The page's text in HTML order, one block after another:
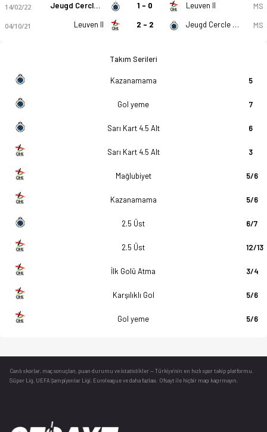
14/02/22 Jeugd Cercle Brugge U21 1 - 0 Leuven II MS
04/10/21 Leuven II 2 - 2 Jeugd Cercle Brugge U21 MS
Takım Serileri
Kazanamama 5
Gol yeme 7
Sarı Kart 4.5 Alt 6
Sarı Kart 4.5 Alt 3
Mağlubiyet 5/6
Kazanamama 5/6
2.5 Üst 6/7
2.5 Üst 12/13
İlk Golü Atma 3/4
Karşılıklı Gol 5/6
Gol yeme 5/6
Canlı skorlar , maç sonuçları, puan durumu ve istatistikler — Türkiye’nin en hızlı spor takip platformu.
Süper Lig, UEFA Şampiyonlar Ligi, Euroleague ve daha fazlası. Ofsayt ile hiçbir maçı kaçırmayın.